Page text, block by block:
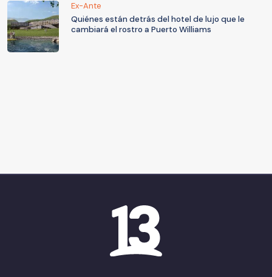
Ex-Ante
Quiénes están detrás del hotel de lujo que le
cambiará el rostro a Puerto Williams